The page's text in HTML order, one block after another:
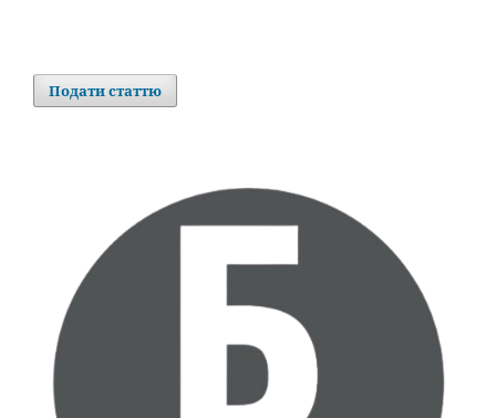
Подати статтю